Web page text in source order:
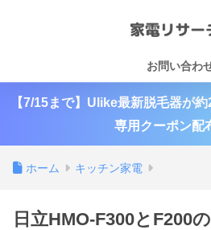
お問い合わ
【7/15まで】Ulike最新脱毛器が
専用クーポン配
ホーム キッチン家電
日立HMO-F300とF200